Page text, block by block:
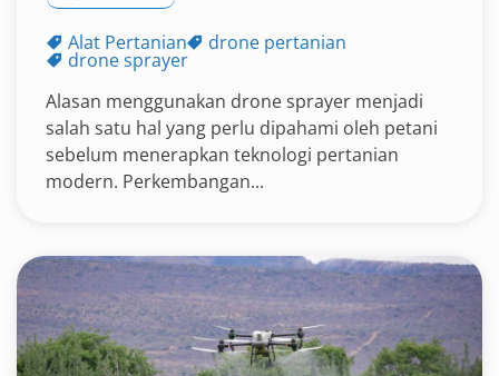
Alat Pertanian drone pertanian
drone sprayer
Alasan menggunakan drone sprayer menjadi
salah satu hal yang perlu dipahami oleh petani
sebelum menerapkan teknologi pertanian
modern. Perkembangan...